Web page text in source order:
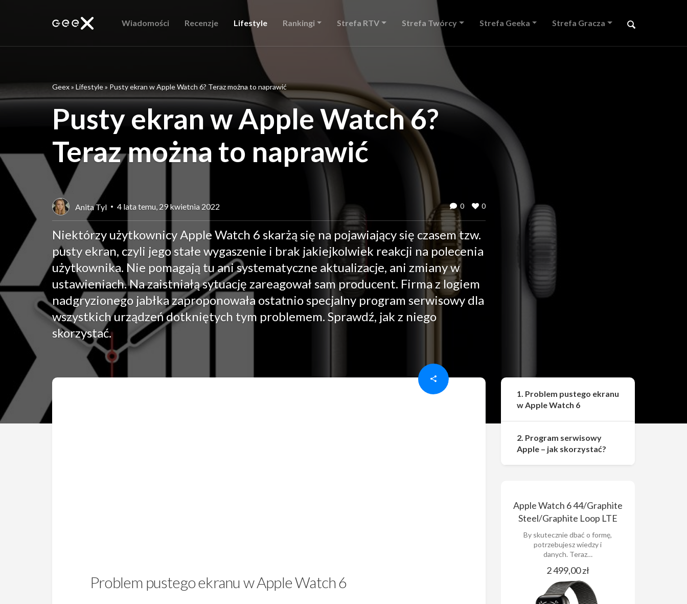
Wiadomości Recenzje Lifestyle Rankingi Strefa RTV Strefa Twórcy Strefa Geeka Strefa Gracza
Geex» Lifestyle» Pusty ekran w Apple Watch 6? Teraz można to naprawić
Pusty ekran w Apple Watch 6?
Teraz można to naprawić
Anita Tyl 4 lata temu, 29 kwietnia 2022 0 0
Niektórzy użytkownicy Apple Watch 6 skarżą się na pojawiający się czasem tzw.
pusty ekran, czyli jego stałe wygaszenie i brak jakiejkolwiek reakcji na polecenia
użytkownika. Nie pomagają tu ani systematyczne aktualizacje, ani zmiany w
ustawieniach. Na zaistniałą sytuację zareagował sam producent. Firma z logiem
nadgryzionego jabłka zaproponowała ostatnio specjalny program serwisowy dla
wszystkich urządzeń dotkniętych tym problemem. Sprawdź, jak z niego
skorzystać.
Problem pustego ekranu w Apple Watch 6
1. Problem pustego ekranu
w Apple Watch 6
2. Program serwisowy
Apple – jak skorzystać?
Apple Watch 6 44/Graphite
Steel/Graphite Loop LTE
By skutecznie dbać o formę,
potrzebujesz wiedzy i
danych. Teraz…
2 499,00 zł